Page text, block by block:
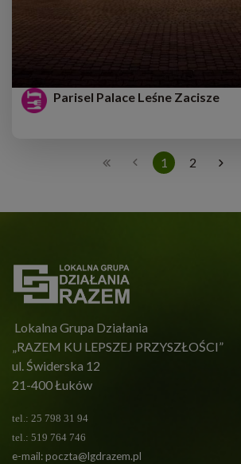
Parisel Palace Leśne Zacisze
1 2
Lokalna Grupa Działania
„RAZEM KU LEPSZEJ PRZYSZŁOŚCI”
ul. Świderska 12
21-400 Łuków
tel.: 25 798 31 94
tel.: 519 764 746
e-mail:poczta@lgdrazem.pl